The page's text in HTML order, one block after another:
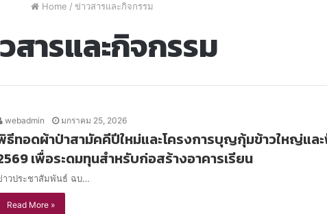
Home / ข่าวสารและกิจกรรม
สารและกิจกรรม
webadmin มกราคม 25, 2026
ธีทอดผ้าป่าสามัคคีปีใหม่และโครงการบุญกุ้มข้าวใหญ่และ
เพื่อระดมทุนสำหรับก่อสร้างอาคารเรียน
าวประชาสัมพันธ์ ฉบ…
Read More »